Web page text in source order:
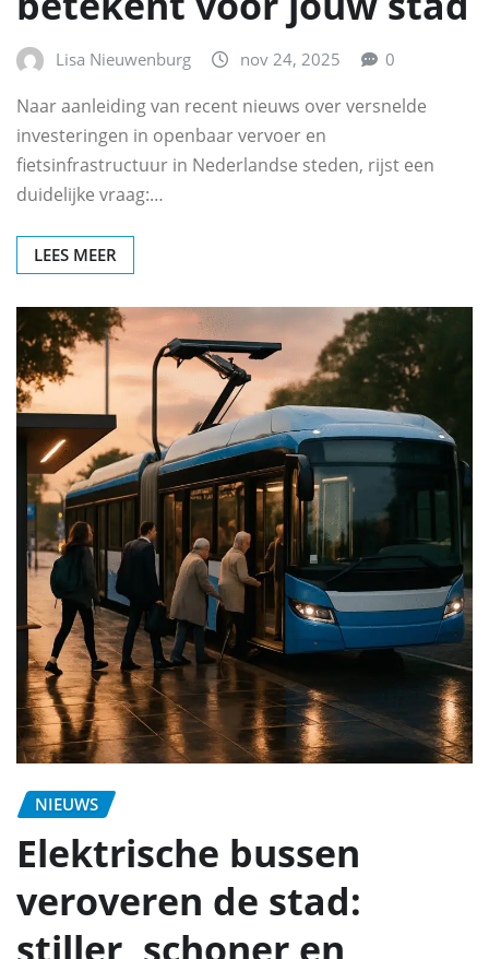
Lisa Nieuwenburg nov 24, 2025 0
Naar aanleiding van recent nieuws over versnelde
investeringen in openbaar vervoer en
fietsinfrastructuur in Nederlandse steden, rijst een
duidelijke vraag:…
LEES MEER
NIEUWS
Elektrische bussen
veroveren de stad: